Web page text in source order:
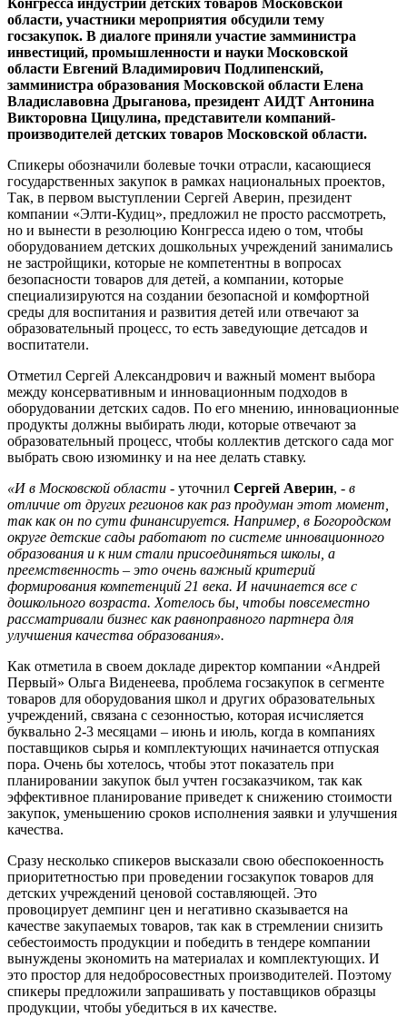
Конгресса индустрии детских товаров Московской
области, участники мероприятия обсудили тему
госзакупок. В диалоге приняли участие замминистра
инвестиций, промышленности и науки Московской
области Евгений Владимирович Подлипенский,
замминистра образования Московской области Елена
Владиславовна Дрыганова, президент АИДТ Антонина
Викторовна Цицулина, представители компаний-
производителей детских товаров Московской области.
Спикеры обозначили болевые точки отрасли, касающиеся
государственных закупок в рамках национальных проектов,
Так, в первом выступлении Сергей Аверин, президент
компании «Элти-Кудиц», предложил не просто рассмотреть,
но и вынести в резолюцию Конгресса идею о том, чтобы
оборудованием детских дошкольных учреждений занимались
не застройщики, которые не компетентны в вопросах
безопасности товаров для детей, а компании, которые
специализируются на создании безопасной и комфортной
среды для воспитания и развития детей или отвечают за
образовательный процесс, то есть заведующие детсадов и
воспитатели.
Отметил Сергей Александрович и важный момент выбора
между консервативным и инновационным подходов в
оборудовании детских садов. По его мнению, инновационные
продукты должны выбирать люди, которые отвечают за
образовательный процесс, чтобы коллектив детского сада мог
выбрать свою изюминку и на нее делать ставку.
«И в Московской области - уточнил Сергей Аверин, - в
отличие от других регионов как раз продуман этот момент,
так как он по сути финансируется. Например, в Богородском
округе детские сады работают по системе инновационного
образования и к ним стали присоединяться школы, а
преемственность – это очень важный критерий
формирования компетенций 21 века. И начинается все с
дошкольного возраста. Хотелось бы, чтобы повсеместно
рассматривали бизнес как равноправного партнера для
улучшения качества образования».
Как отметила в своем докладе директор компании «Андрей
Первый» Ольга Виденеева, проблема госзакупок в сегменте
товаров для оборудования школ и других образовательных
учреждений, связана с сезонностью, которая исчисляется
буквально 2-3 месяцами – июнь и июль, когда в компаниях
поставщиков сырья и комплектующих начинается отпуская
пора. Очень бы хотелось, чтобы этот показатель при
планировании закупок был учтен госзаказчиком, так как
эффективное планирование приведет к снижению стоимости
закупок, уменьшению сроков исполнения заявки и улучшения
качества.
Сразу несколько спикеров высказали свою обеспокоенность
приоритетностью при проведении госзакупок товаров для
детских учреждений ценовой составляющей. Это
провоцирует демпинг цен и негативно сказывается на
качестве закупаемых товаров, так как в стремлении снизить
себестоимость продукции и победить в тендере компании
вынуждены экономить на материалах и комплектующих. И
это простор для недобросовестных производителей. Поэтому
спикеры предложили запрашивать у поставщиков образцы
продукции, чтобы убедиться в их качестве.